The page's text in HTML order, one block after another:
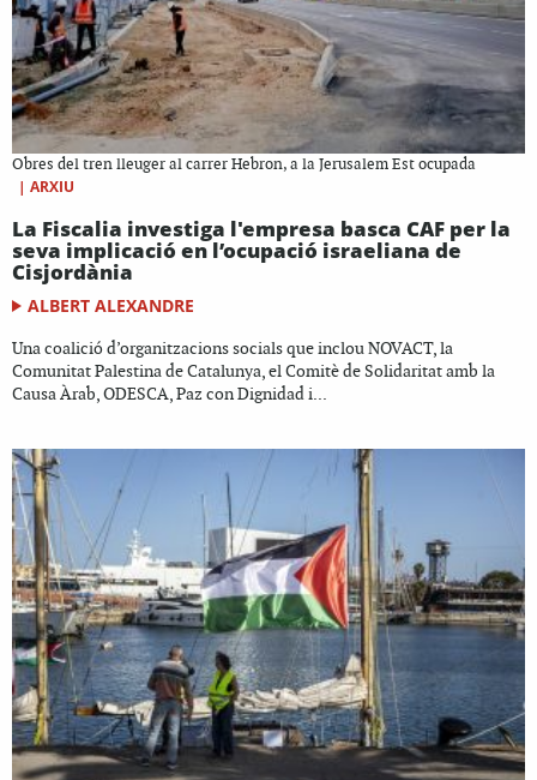
Obres del tren lleuger al carrer Hebron, a la Jerusalem Est ocupada
| ARXIU
La Fiscalia investiga l'empresa basca CAF per la
seva implicació en l’ocupació israeliana de
Cisjordània
ALBERT ALEXANDRE
Una coalició d’organitzacions socials que inclou NOVACT, la
Comunitat Palestina de Catalunya, el Comitè de Solidaritat amb la
Causa Àrab, ODESCA, Paz con Dignidad i...